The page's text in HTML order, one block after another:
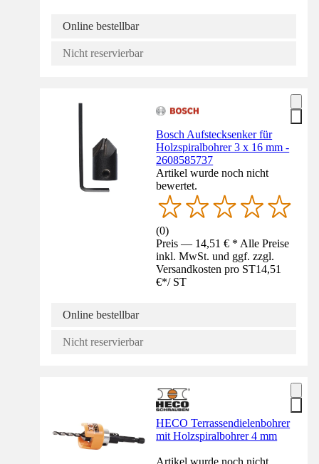
Online bestellbar
Nicht reservierbar
Bosch Aufstecksenker für
Holzspiralbohrer 3 x 16 mm -
2608585737
Artikel wurde noch nicht
bewertet.
(0)
Preis — 14,51 € * Alle Preise
inkl. MwSt. und ggf. zzgl.
Versandkosten pro ST14,51
€*/ ST
Online bestellbar
Nicht reservierbar
HECO Terrassendielenbohrer
mit Holzspiralbohrer 4 mm
Artikel wurde noch nicht